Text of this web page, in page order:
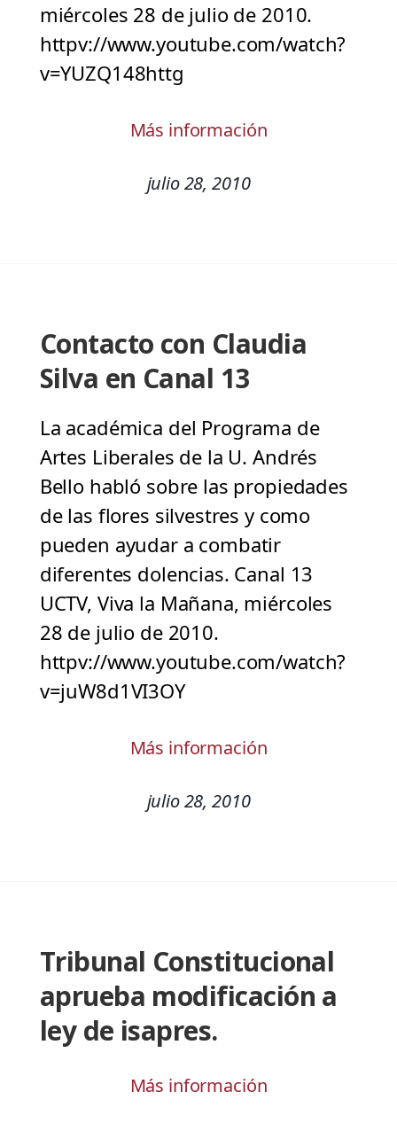
miércoles 28 de julio de 2010.
httpv://www.youtube.com/watch?
v=YUZQ148httg
Más información
julio 28, 2010
Contacto con Claudia
Silva en Canal 13
La académica del Programa de
Artes Liberales de la U. Andrés
Bello habló sobre las propiedades
de las flores silvestres y como
pueden ayudar a combatir
diferentes dolencias. Canal 13
UCTV, Viva la Mañana, miércoles
28 de julio de 2010.
httpv://www.youtube.com/watch?
v=juW8d1VI3OY
Más información
julio 28, 2010
Tribunal Constitucional
aprueba modificación a
ley de isapres.
Más información